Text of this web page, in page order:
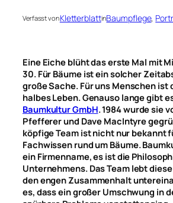
Verfasst vonKletterblattinBaumpflege,
Eine Eiche blüht das erste Mal mit
30. Für Bäume ist ein solcher
große Sache. Für uns Menschen ist
halbes Leben. Genauso lange gibt
Baumkultur GmbH. 1984 wurde sie
Pfefferer und Dave MacIntyre
köpfige Team ist nicht nur bekannt
Fachwissen rund um Bäume.
ein Firmenname, es ist die
Unternehmens. Das Team lebt
den engen Zusammenhalt
es, dass ein großer Umschwung in